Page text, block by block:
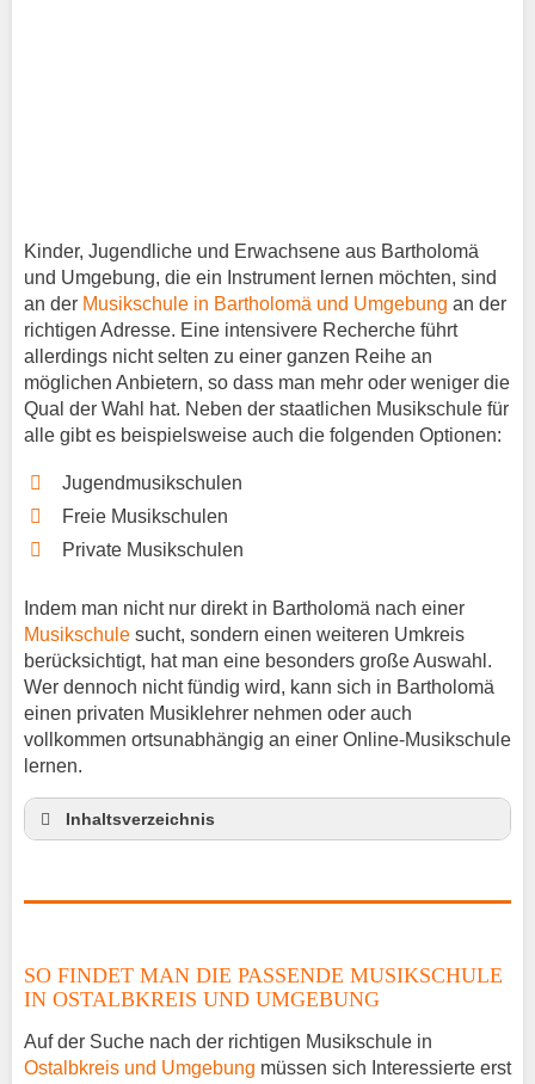
Kinder, Jugendliche und Erwachsene aus Bartholomä
und Umgebung, die ein Instrument lernen möchten, sind
an der Musikschule in Bartholomä und Umgebung an der
richtigen Adresse. Eine intensivere Recherche führt
allerdings nicht selten zu einer ganzen Reihe an
möglichen Anbietern, so dass man mehr oder weniger die
Qual der Wahl hat. Neben der staatlichen Musikschule für
alle gibt es beispielsweise auch die folgenden Optionen:
Jugendmusikschulen
Freie Musikschulen
Private Musikschulen
Indem man nicht nur direkt in Bartholomä nach einer
Musikschule sucht, sondern einen weiteren Umkreis
berücksichtigt, hat man eine besonders große Auswahl.
Wer dennoch nicht fündig wird, kann sich in Bartholomä
einen privaten Musiklehrer nehmen oder auch
vollkommen ortsunabhängig an einer Online-Musikschule
lernen.
Inhaltsverzeichnis
Gitarrenunterricht Bartholomä
Musiklehrer Stellenangebote – Bartholomä
SO FINDET MAN DIE PASSENDE MUSIKSCHULE
IN OSTALBKREIS UND UMGEBUNG
Auf der Suche nach der richtigen Musikschule in
Ostalbkreis und Umgebung müssen sich Interessierte erst